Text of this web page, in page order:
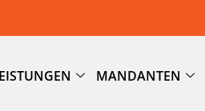
MANDANTEN